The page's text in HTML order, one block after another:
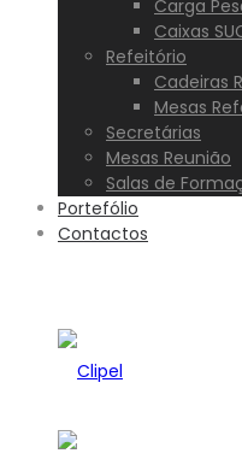
Carga
Caixas
Refeitório
Cadeiras
Mesas
Secretárias
Mesas Reunião
Salas de
Portefólio
Contactos